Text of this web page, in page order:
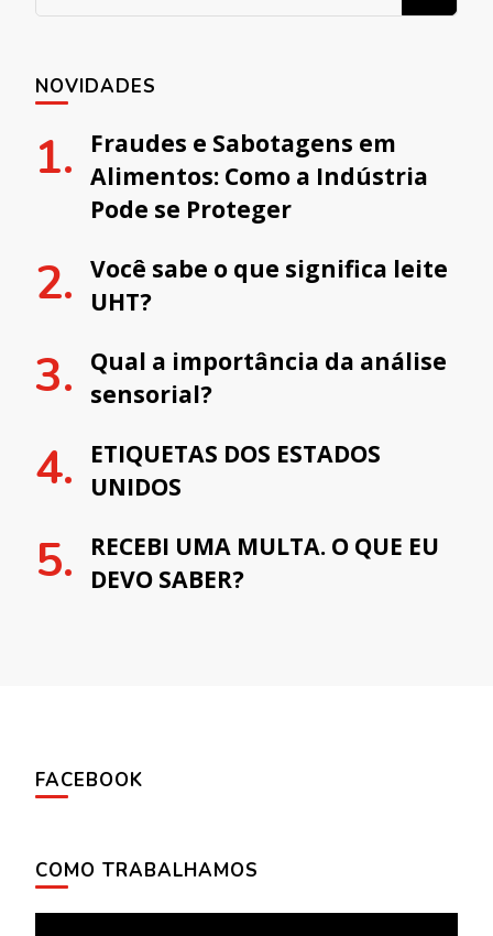
NOVIDADES
Fraudes e Sabotagens em
Alimentos: Como a Indústria
Pode se Proteger
Você sabe o que significa leite
UHT?
Qual a importância da análise
sensorial?
ETIQUETAS DOS ESTADOS
UNIDOS
RECEBI UMA MULTA. O QUE EU
DEVO SABER?
FACEBOOK
COMO TRABALHAMOS